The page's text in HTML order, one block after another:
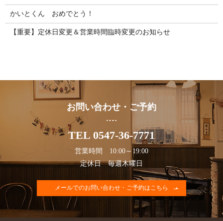
かいとくん おめでとう！
【重要】定休日変更＆営業時間臨時変更のお知らせ
お問い合わせ・ご予約
TEL 0547-36-7771
営業時間 10:00～19:00
定休日 毎週木曜日
メールでのお問い合わせ・ご予約はこちら